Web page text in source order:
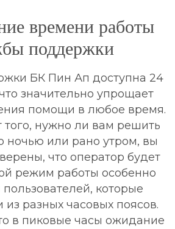
времени работы
поддержки
БК Пин Ап доступна 24
значительно упрощает
помощи в любое время.
того, нужно ли вам решить
ночью или рано утром, вы
что оператор будет
режим работы особенно
которые
из разных часовых поясов.
в пиковые часы ожидание